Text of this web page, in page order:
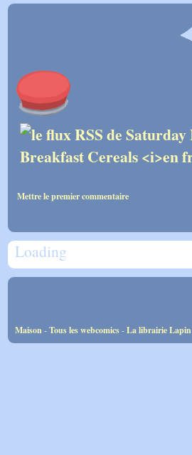
Mettre le premier commentaire
Loading
Maison-Tous les webcomics-La librairie Lapin